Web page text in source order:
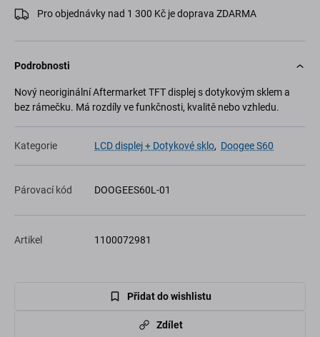
Pro objednávky nad 1 300 Kč je doprava ZDARMA
Podrobnosti
Nový neoriginální Aftermarket TFT displej s dotykovým sklem a
bez rámečku. Má rozdíly ve funkčnosti, kvalitě nebo vzhledu.
Kategorie LCD displej + Dotykové sklo, Doogee S60
Párovací kód DOOGEES60L-01
Artikel 1100072981
Přidat do wishlistu
Zdílet